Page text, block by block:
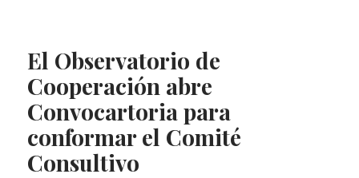
El Observatorio de
Cooperación abre
Convocartoria para
conformar el Comité
Consultivo